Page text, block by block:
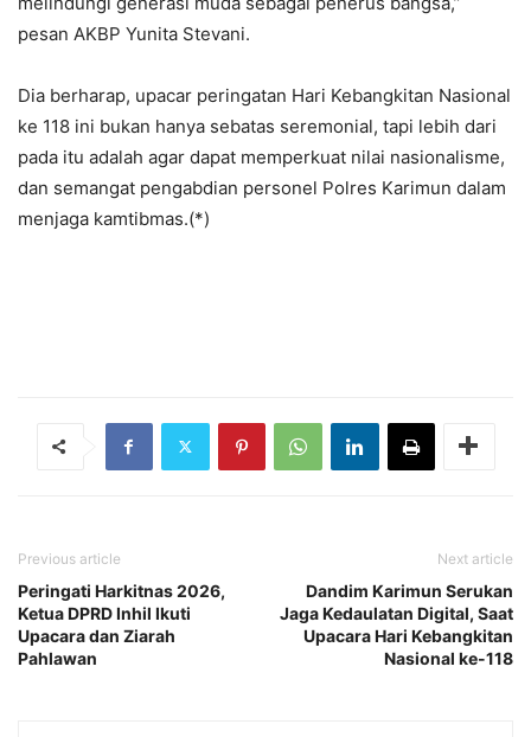
pesan AKBP Yunita Stevani.
Dia berharap, upacar peringatan Hari Kebangkitan Nasional
ke 118 ini bukan hanya sebatas seremonial, tapi lebih dari
pada itu adalah agar dapat memperkuat nilai nasionalisme,
dan semangat pengabdian personel Polres Karimun dalam
menjaga kamtibmas.(*)
Previous article
Peringati Harkitnas 2026,
Ketua DPRD Inhil Ikuti
Upacara dan Ziarah
Pahlawan
Next article
Dandim Karimun Serukan
Jaga Kedaulatan Digital, Saat
Upacara Hari Kebangkitan
Nasional ke-118